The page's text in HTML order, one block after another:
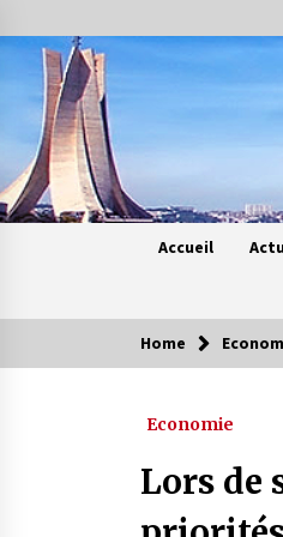
to
content
Accueil
Contes
Home
Economie
Lors de